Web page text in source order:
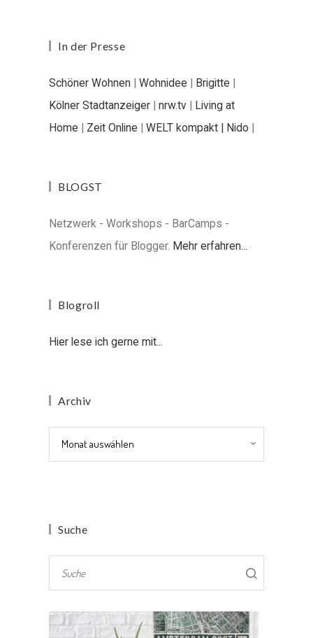
In der Presse
Schöner Wohnen | Wohnidee | Brigitte |
Kölner Stadtanzeiger | nrw.tv | Living at
Home | Zeit Online | WELT kompakt | Nido |
BLOGST
Netzwerk - Workshops - BarCamps -
Konferenzen für Blogger. Mehr erfahren...
Blogroll
Hier lese ich gerne mit...
Archiv
Suche